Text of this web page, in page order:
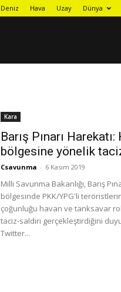
Deniz Hava Uzay Dünya
Kara
Barış Pınarı
bölgesine yönelik
Csavunma - 6 Kasım 2019
Milli Savunma Bakanlığı, Barış
bölgesinde PKK/YPG'li
çoğunluğu havan ve tanksavar
taciz-saldırı gerçekleştirdiğini
Twitter...